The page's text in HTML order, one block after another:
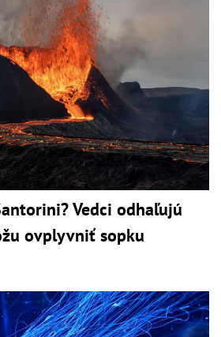
Vedci odhaľujú
ovplyvniť sopku